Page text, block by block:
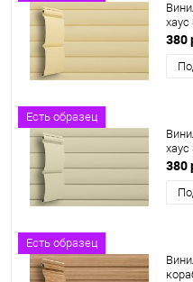
380
Есть образец
380
Есть образец